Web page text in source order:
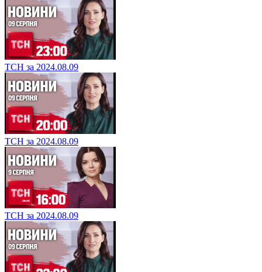
ТСН за 2024.08.09
ТСН за 2024.08.09
ТСН за 2024.08.09